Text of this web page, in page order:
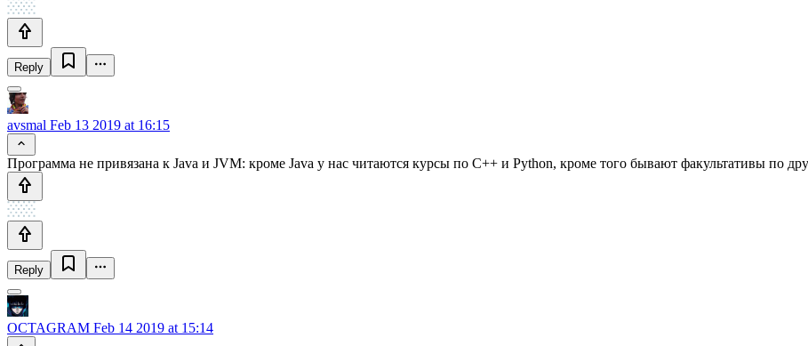
Reply
avsmal Feb 13 2019 at 16:15
Программа не привязана к Java и JVM: кроме Java у нас читаются курсы по C++ и Python, кроме того бывают факультативы по
Reply
OCTAGRAM Feb 14 2019 at 15:14